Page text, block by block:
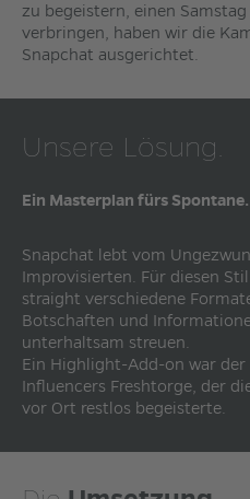
zu begeistern, einen
verbringen, haben wir die
Snapchat ausgerichtet.
Unsere Lösung.
Ein Masterplan fürs Spontane.
Snapchat lebt vom
Improvisierten. Für diesen
straight verschiedene
Botschaften und
unterhaltsam streuen.
Ein Highlight-Add-on war der
Influencers Freshtorge, der
vor Ort restlos begeisterte.